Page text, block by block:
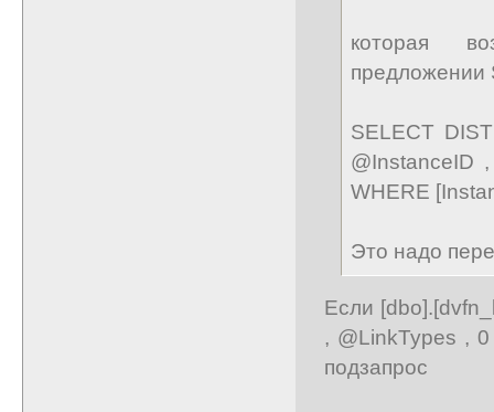
которая
предложении
SELECT
@InstanceID
WHERE
Это надо
Если
, @LinkTypes ,
подзапрос